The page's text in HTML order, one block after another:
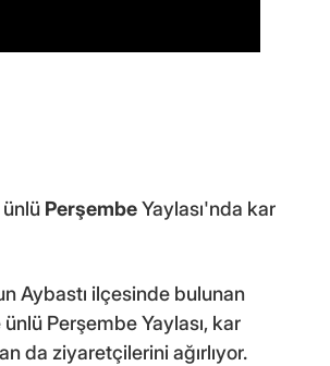
PerşembeYaylası'nda kar
Aybastı ilçesinde bulunan
Perşembe Yaylası, kar
da ziyaretçilerini ağırlıyor.